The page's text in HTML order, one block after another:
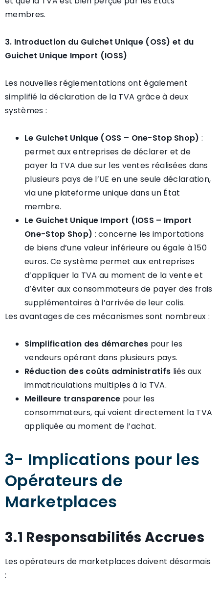
membres.
3. Introduction du Guichet Unique (OSS) et du
Guichet Unique Import (IOSS)
Les nouvelles réglementations ont également
simplifié la déclaration de la TVA grâce à deux
systèmes :
Le Guichet Unique (OSS – One-Stop Shop) :
permet aux entreprises de déclarer et de
payer la TVA due sur les ventes réalisées dans
plusieurs pays de l’UE en une seule déclaration,
via une plateforme unique dans un État
membre.
Le Guichet Unique Import (IOSS – Import
One-Stop Shop) : concerne les importations
de biens d’une valeur inférieure ou égale à 150
euros. Ce système permet aux entreprises
d’appliquer la TVA au moment de la vente et
d’éviter aux consommateurs de payer des frais
supplémentaires à l’arrivée de leur colis.
Les avantages de ces mécanismes sont nombreux :
Simplification des démarches pour les
vendeurs opérant dans plusieurs pays.
Réduction des coûts administratifs liés aux
immatriculations multiples à la TVA.
Meilleure transparence pour les
consommateurs, qui voient directement la TVA
appliquée au moment de l’achat.
3- Implications pour les
Opérateurs de
Marketplaces
3.1 Responsabilités Accrues
Les opérateurs de marketplaces doivent désormais
: